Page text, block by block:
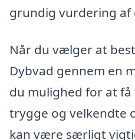
grundig vurdering af
Når du vælger at
Dybvad gennem en
du mulighed for at
trygge og velkendte
kan være særligt